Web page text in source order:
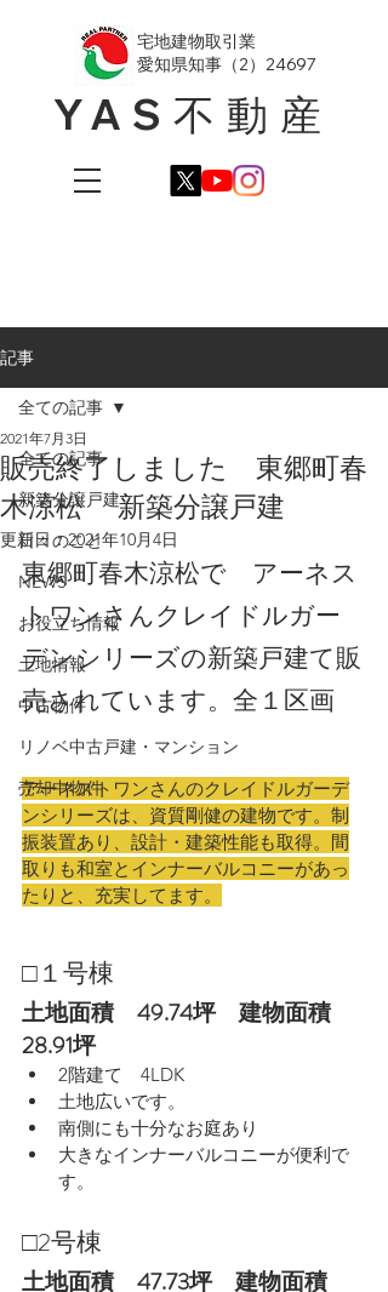
YAS不動産
​宅地建物取引業
愛知県知事（2）24697
記事
全ての記事
新築分譲戸建
日々のこと
NEWS
お役立ち情報
土地情報
中古物件
リノベ中古戸建・マンション
売却中物件
全ての記事
販売終了しました 東郷町春
木涼松 新築分譲戸建
2021年7月3日
更新日：2021年10月4日
東郷町春木涼松で　アーネス
トワンさんクレイドルガー
デンシリーズの新築戸建て販
売されています。全１区画
アーネストワンさんのクレイドルガーデ
ンシリーズは、資質剛健の建物です。制
振装置あり、設計・建築性能も取得。間
取りも和室とインナーバルコニーがあっ
たりと、充実してます。
□１号棟
土地面積　49.74坪　建物面積
28.91坪
2階建て　4LDK
土地広いです。
南側にも十分なお庭あり
大きなインナーバルコニーが便利で
す。
□2号棟
土地面積　47.73坪　建物面積